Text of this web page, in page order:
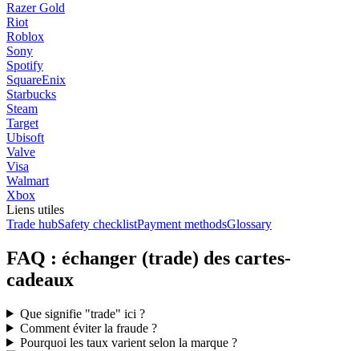
Razer Gold
Riot
Roblox
Sony
Spotify
SquareEnix
Starbucks
Steam
Target
Ubisoft
Valve
Visa
Walmart
Xbox
Liens utiles
Trade hubSafety checklistPayment methodsGlossary
FAQ : échanger (trade) des cartes-
cadeaux
Que signifie "trade" ici ?
Comment éviter la fraude ?
Pourquoi les taux varient selon la marque ?